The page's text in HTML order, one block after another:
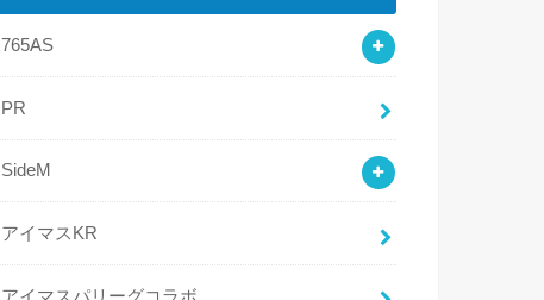
765AS
PR
SideM
アイマスKR
アイマスパリーグコラボ